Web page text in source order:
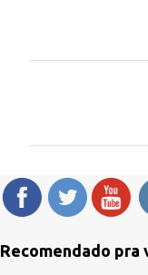
n
t
Recomendado pra